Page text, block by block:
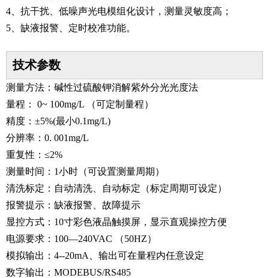
4、抗干扰、低噪声光电模组化设计，测量灵敏度高；
5、缺液报警、定时校准功能。
技术参数
测量方法： 碱性过硫酸钾消解紫外分光光度法
量程： 0~ 100mg/L （可定制量程）
精度：±5%(最小0.1mg/L)
分辨率：0. 001mg/L
重复性：≤2%
测量时间：1小时（可设置测量周期）
清洗标定：自动清洗、自动标定（标定周期可设定）
报警提示：缺液报警、故障提示
显控方式：10寸彩色液晶触摸屏，显示直观操控方便
电源要求：100—240VAC （50HZ）
模拟输出：4--20mA、输出可在量程内任意设定
数字输出：MODEBUS/RS485